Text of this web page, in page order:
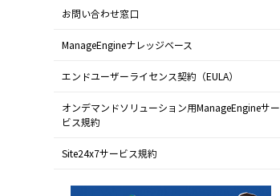
お問い合わせ窓口
ManageEngineナレッジベース
エンドユーザーライセンス契約（EULA）
オンデマンドソリューション用ManageEngineサー
ビス規約
Site24x7サービス規約